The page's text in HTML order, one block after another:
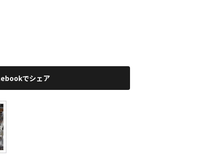
でシェア